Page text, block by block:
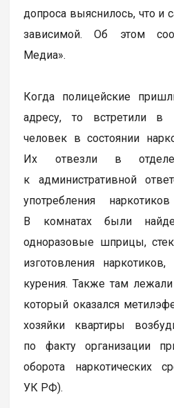
допроса выяснилось, что и
зависимой. Об этом
Медиа».
Когда полицейские
адресу, то встретили в
человек в состоянии
Их отвезли в
к административной
употребления
В комнатах были
одноразовые шприцы,
изготовления
курения. Также там
который оказался
хозяйки квартиры
по факту организации
оборота наркотических
УК РФ).